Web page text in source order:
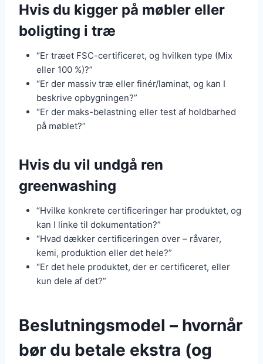
Hvis du kigger på møbler eller
boligting i træ
“Er træet FSC-certificeret, og hvilken type (Mix
eller 100 %)?”
“Er der massiv træ eller finér/laminat, og kan I
beskrive opbygningen?”
“Er der maks-belastning eller test af holdbarhed
på møblet?”
Hvis du vil undgå ren
greenwashing
“Hvilke konkrete certificeringer har produktet, og
kan I linke til dokumentation?”
“Hvad dækker certificeringen over – råvarer,
kemi, produktion eller det hele?”
“Er det hele produktet, der er certificeret, eller
kun dele af det?”
Beslutningsmodel – hvornår
bør du betale ekstra (og